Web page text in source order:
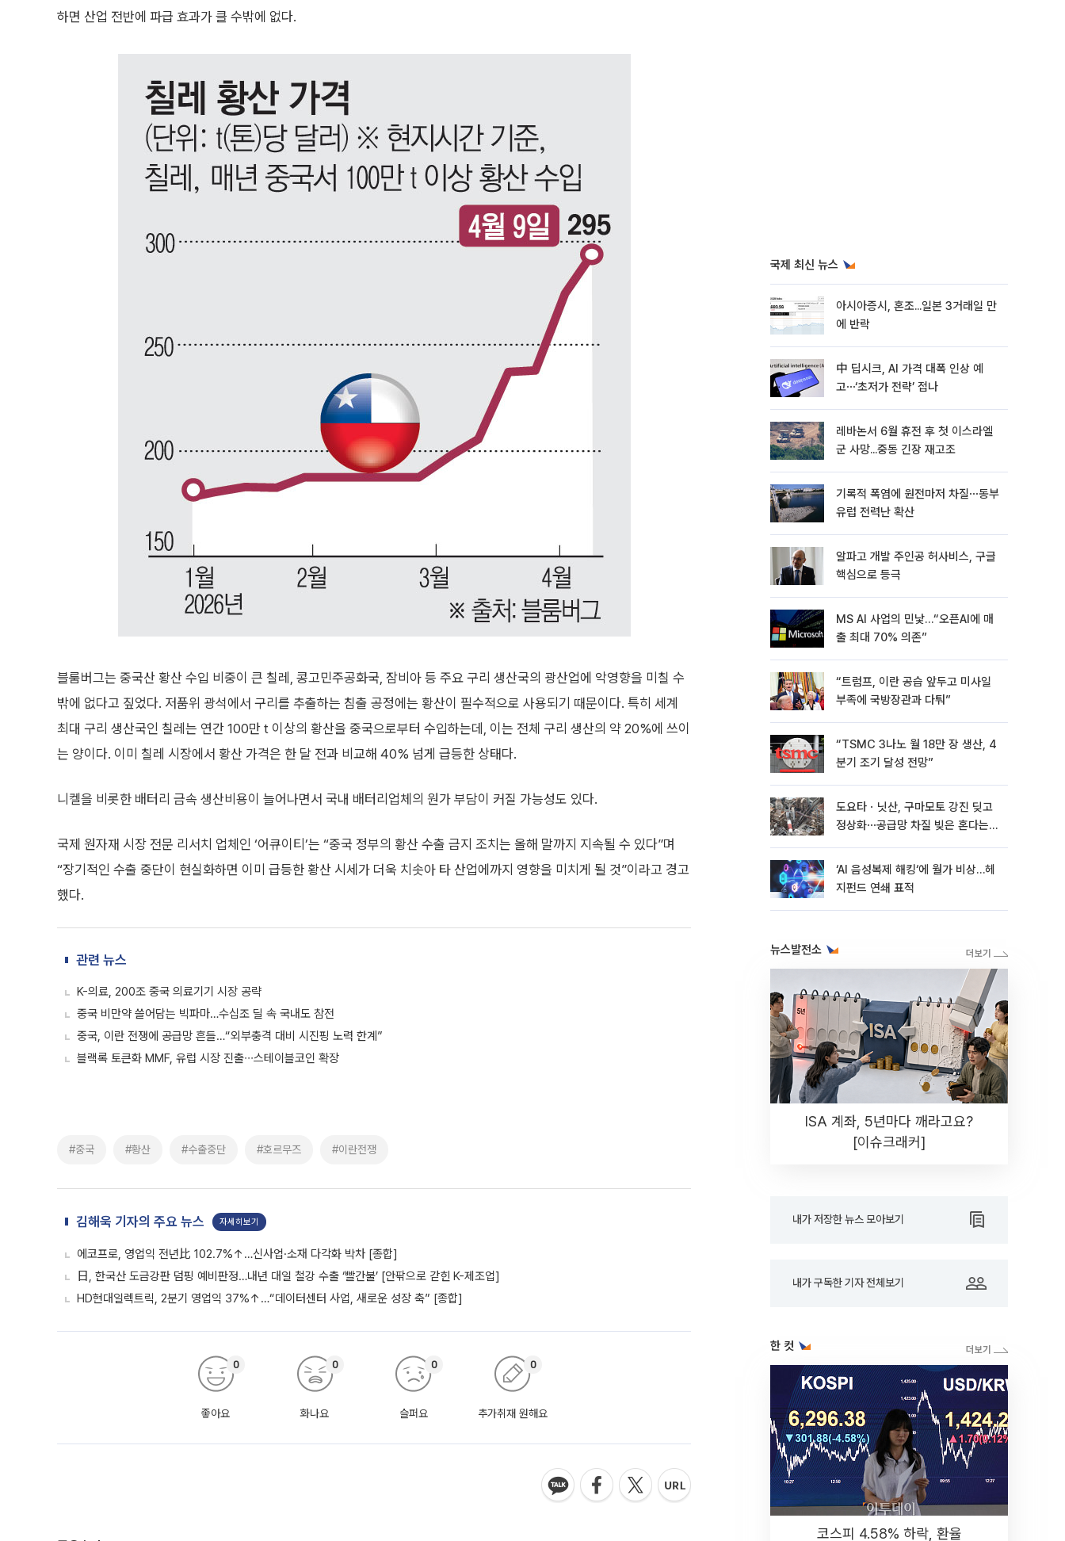
하면 산업 전반에 파급 효과가 클 수밖에 없다.
블룸버그는 중국산 황산 수입 비중이 큰 칠레, 콩고민주공화국, 잠비아 등 주요 구리 생산국의 광산업에 악영향을 미칠 수
밖에 없다고 짚었다. 저품위 광석에서 구리를 추출하는 침출 공정에는 황산이 필수적으로 사용되기 때문이다. 특히 세계
최대 구리 생산국인 칠레는 연간 100만 t 이상의 황산을 중국으로부터 수입하는데, 이는 전체 구리 생산의 약 20%에 쓰이
는 양이다. 이미 칠레 시장에서 황산 가격은 한 달 전과 비교해 40% 넘게 급등한 상태다.
니켈을 비롯한 배터리 금속 생산비용이 늘어나면서 국내 배터리업체의 원가 부담이 커질 가능성도 있다.
국제 원자재 시장 전문 리서치 업체인 ‘어큐이티’는 “중국 정부의 황산 수출 금지 조치는 올해 말까지 지속될 수 있다”며
“장기적인 수출 중단이 현실화하면 이미 급등한 황산 시세가 더욱 치솟아 타 산업에까지 영향을 미치게 될 것”이라고 경고
했다.
관련 뉴스
K-의료, 200조 중국 의료기기 시장 공략
중국 비만약 쓸어담는 빅파마…수십조 딜 속 국내도 참전
중국, 이란 전쟁에 공급망 흔들…“외부충격 대비 시진핑 노력 한계”
블랙록 토큰화 MMF, 유럽 시장 진출∙∙∙스테이블코인 확장
#중국 #황산 #수출중단 #호르무즈 #이란전쟁
김해욱 기자의 주요 뉴스 자세히보기
에코프로, 영업익 전년比 102.7%↑…신사업·소재 다각화 박차 [종합]
日, 한국산 도금강판 덤핑 예비판정…내년 대일 철강 수출 ‘빨간불’ [안팎으로 갇힌 K-제조업]
HD현대일렉트릭, 2분기 영업익 37%↑…“데이터센터 사업, 새로운 성장 축” [종합]
좋아요
0
화나요
0
슬퍼요
0
추가취재 원해요
0
국제 최신 뉴스
아시아증시, 혼조...일본 3거래일 만
에 반락
中 딥시크, AI 가격 대폭 인상 예
고⋯‘초저가 전략’ 접나
레바논서 6월 휴전 후 첫 이스라엘
군 사망...중동 긴장 재고조
기록적 폭염에 원전마저 차질⋯동부
유럽 전력난 확산
알파고 개발 주인공 허사비스, 구글
핵심으로 등극
MS AI 사업의 민낯…“오픈AI에 매
출 최대 70% 의존”
“트럼프, 이란 공습 앞두고 미사일
부족에 국방장관과 다퉈”
“TSMC 3나노 월 18만 장 생산, 4
분기 조기 달성 전망”
도요타ㆍ닛산, 구마모토 강진 딪고
정상화⋯공급망 차질 빚은 혼다는
‘AI 음성복제 해킹‘에 월가 비상…헤
지펀드 연쇄 표적
뉴스발전소
ISA 계좌, 5년마다 깨라고요?
[이슈크래커]
내가 저장한 뉴스 모아보기
내가 구독한 기자 전체보기
한 컷
코스피 4.58% 하락, 환율